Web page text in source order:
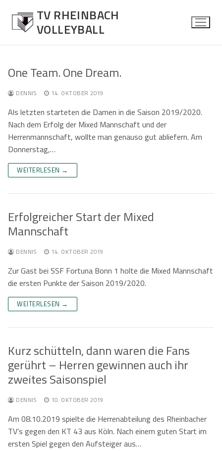
Inhalt
springen
TV RHEINBACH
VOLLEYBALL
Allgemein
Spielberichte
Herren
Über die Mannschaft
Kontaktformular
Damen
Über die Mannschaft
Kontaktformular
Mixed
Über die Mannschaft
Kontaktformular
Jugend
Über die Mannschaft
Kontaktformular
Senioren Mixed
Über die Mannschaft
Fotos
Mixed
Anfahrt
Impressum
Datenschutzerklärung
One Team. One Dream.
DENNIS 14. OKTOBER 2019
Als letzten starteten die Damen in die Saison 2019/2020.
Nach dem Erfolg der Mixed Mannschaft und der
Herrenmannschaft, wollte man genauso gut abliefern. Am
Donnerstag,…
WEITERLESEN →
Erfolgreicher Start der Mixed
Mannschaft
DENNIS 14. OKTOBER 2019
Zur Gast bei SSF Fortuna Bonn 1 holte die Mixed Mannschaft
die ersten Punkte der Saison 2019/2020.
WEITERLESEN →
Kurz schütteln, dann waren die Fans
gerührt – Herren gewinnen auch ihr
zweites Saisonspiel
DENNIS 10. OKTOBER 2019
Am 08.10.2019 spielte die Herrenabteilung des Rheinbacher
TV’s gegen den KT 43 aus Köln. Nach einem guten Start im
ersten Spiel gegen den Aufsteiger aus…